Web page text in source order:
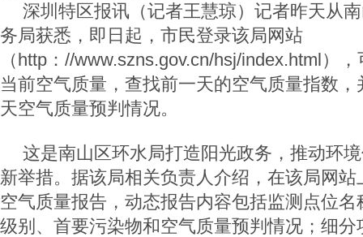
深圳特区报讯（记者王慧琼）记者昨天从
务局获悉，即日起，市民登录该局网站
（http：//www.szns.gov.cn/hsj/index.html）
当前空气质量，查找前一天的空气质量指数
天空气质量预判情况。
这是南山区环水局打造阳光政务，推动环
新举措。据该局相关负责人介绍，在该局网
空气质量报告，动态报告内容包括监测点位
级别、首要污染物和空气质量预判情况；细分